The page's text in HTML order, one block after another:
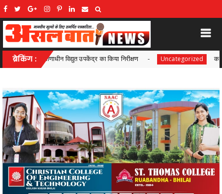
ब्रेकिंग :
का किया निरीक्षण Uncategorized कस्टोडियल डेथ मामले में सुप्रीम कोर्ट